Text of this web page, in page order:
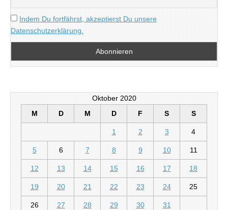
Indem Du fortfährst, akzeptierst Du unsere
Datenschutzerklärung.
Oktober 2020
M
D M D F S S
1 2 3 4
5 6 7 8 9 10 11
12 13 14 15 16 17 18
19 20 21 22 23 24 25
26 27 28 29 30
31